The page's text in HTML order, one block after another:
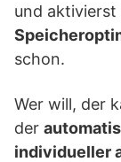
und aktivierst
schon.
Wer will, der
der
individueller